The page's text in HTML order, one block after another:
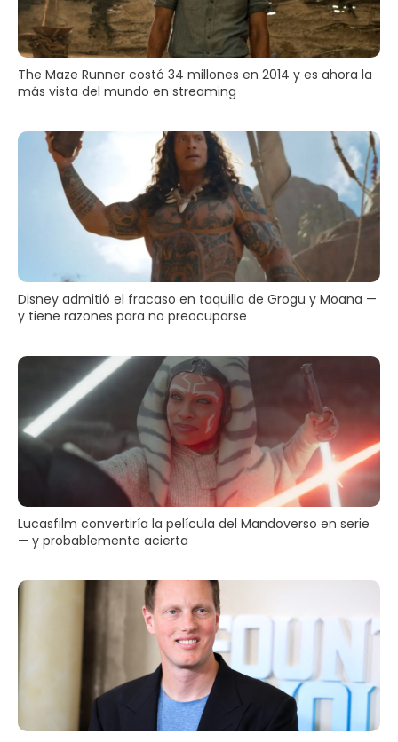
The Maze Runner costó 34 millones en 2014 y es ahora la
más vista del mundo en streaming
Disney admitió el fracaso en taquilla de Grogu y Moana —
y tiene razones para no preocuparse
Lucasfilm convertiría la película del Mandoverso en serie
— y probablemente acierta